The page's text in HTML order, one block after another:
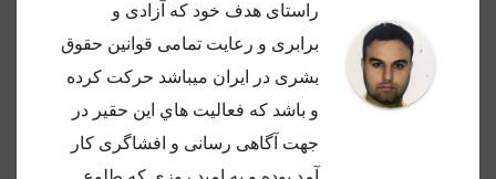
راستاى هدف خود كه آزادى و
برابرى و رعايت تمامى قوانين حقوق
بشرى در ايران ميباشد حركت كرده
و باشد كه فعاليت هاي اين حقير در
جهت آگاهى رسانى و افشاگرى كار